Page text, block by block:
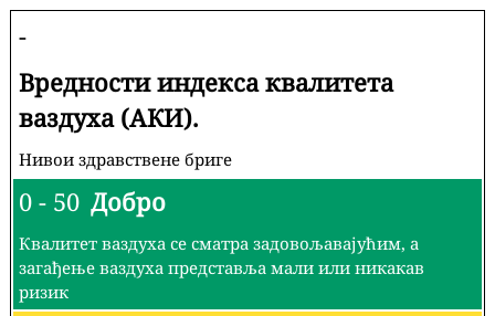
-
Вредности индекса квалитета
ваздуха (АКИ).
Нивои здравствене бриге
0 - 50 Добро
Квалитет ваздуха се сматра задовољавајућим, а
загађење ваздуха представља мали или никакав
ризик